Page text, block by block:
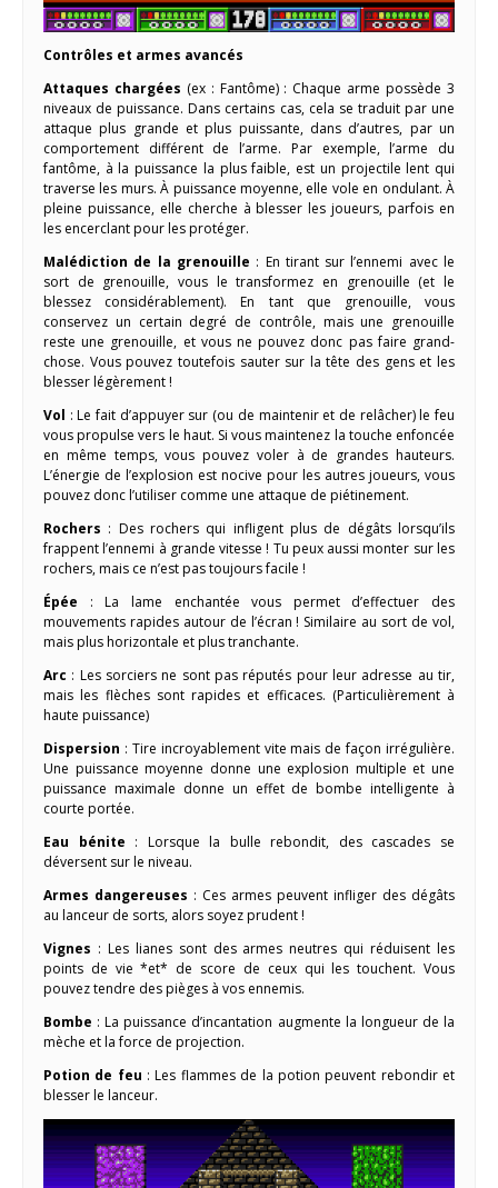
Contrôles et armes avancés
Attaques chargées (ex : Fantôme) : Chaque arme possède 3
niveaux de puissance. Dans certains cas, cela se traduit par une
attaque plus grande et plus puissante, dans d’autres, par un
comportement différent de l’arme. Par exemple, l’arme du
fantôme, à la puissance la plus faible, est un projectile lent qui
traverse les murs. À puissance moyenne, elle vole en ondulant. À
pleine puissance, elle cherche à blesser les joueurs, parfois en
les encerclant pour les protéger.
Malédiction de la grenouille : En tirant sur l’ennemi avec le
sort de grenouille, vous le transformez en grenouille (et le
blessez considérablement). En tant que grenouille, vous
conservez un certain degré de contrôle, mais une grenouille
reste une grenouille, et vous ne pouvez donc pas faire grand-
chose. Vous pouvez toutefois sauter sur la tête des gens et les
blesser légèrement !
Vol : Le fait d’appuyer sur (ou de maintenir et de relâcher) le feu
vous propulse vers le haut. Si vous maintenez la touche enfoncée
en même temps, vous pouvez voler à de grandes hauteurs.
L’énergie de l’explosion est nocive pour les autres joueurs, vous
pouvez donc l’utiliser comme une attaque de piétinement.
Rochers : Des rochers qui infligent plus de dégâts lorsqu’ils
frappent l’ennemi à grande vitesse ! Tu peux aussi monter sur les
rochers, mais ce n’est pas toujours facile !
Épée : La lame enchantée vous permet d’effectuer des
mouvements rapides autour de l’écran ! Similaire au sort de vol,
mais plus horizontale et plus tranchante.
Arc : Les sorciers ne sont pas réputés pour leur adresse au tir,
mais les flèches sont rapides et efficaces. (Particulièrement à
haute puissance)
Dispersion : Tire incroyablement vite mais de façon irrégulière.
Une puissance moyenne donne une explosion multiple et une
puissance maximale donne un effet de bombe intelligente à
courte portée.
Eau bénite : Lorsque la bulle rebondit, des cascades se
déversent sur le niveau.
Armes dangereuses : Ces armes peuvent infliger des dégâts
au lanceur de sorts, alors soyez prudent !
Vignes : Les lianes sont des armes neutres qui réduisent les
points de vie *et* de score de ceux qui les touchent. Vous
pouvez tendre des pièges à vos ennemis.
Bombe : La puissance d’incantation augmente la longueur de la
mèche et la force de projection.
Potion de feu : Les flammes de la potion peuvent rebondir et
blesser le lanceur.